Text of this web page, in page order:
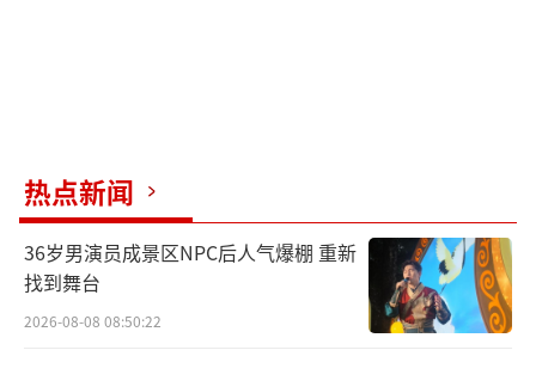
热点新闻
36岁男演员成景区NPC后人气爆棚 重新
找到舞台
2026-08-08 08:50:22